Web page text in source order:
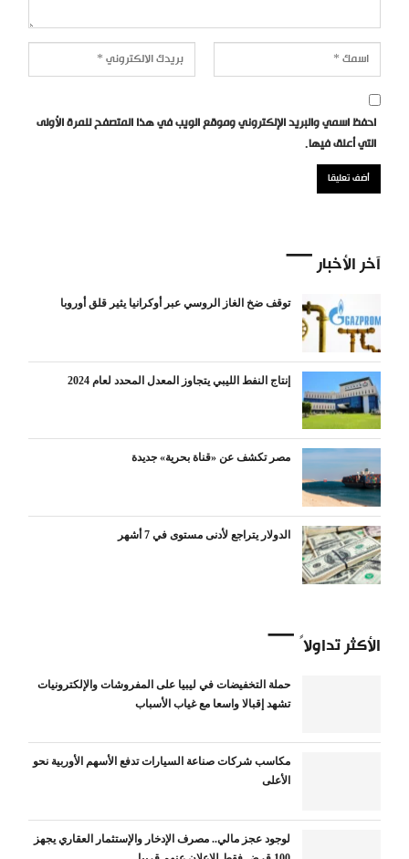
احفظ اسمي والبريد الإلكتروني وموقع الويب في هذا المتصفح للمرة الأولى
التي أعلق فيها.
آخر الأخبار
توقف ضخ الغاز الروسي عبر أوكرانيا يثير قلق أوروبا
إنتاج النفط الليبي يتجاوز المعدل المحدد لعام 2024
مصر تكشف عن «قناة بحرية» جديدة
الدولار يتراجع لأدنى مستوى في 7 أشهر
الأكثر تداولاً
حملة التخفيضات في ليبيا على المفروشات والإلكترونيات
تشهد إقبالا واسعا مع غياب الأسباب
مكاسب شركات صناعة السيارات تدفع الأسهم الأوربية نحو
الأعلى
لوجود عجز مالي.. مصرف الإدخار والإستثمار العقاري يجهز